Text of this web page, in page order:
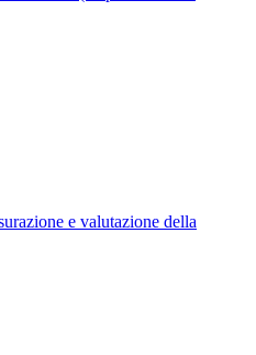
e valutazione della